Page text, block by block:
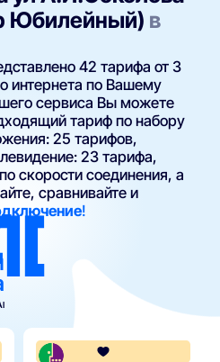
Юбилейный) в
42 тарифа от 3
интернета по Вашему
сервиса Вы можете
тариф по набору
25 тарифов,
23 тарифа,
скорости соединения, а
сравнивайте и
!
4.3